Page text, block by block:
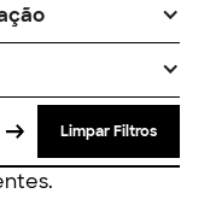
Limpar Filtros